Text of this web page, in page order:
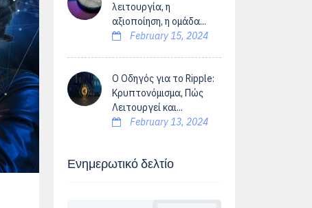
λειτουργία, η
αξιοποίηση, η ομάδα...
February 15, 2024
Ο Οδηγός για το Ripple:
Κρυπτονόμισμα, Πώς
Λειτουργεί και...
February 13, 2024
Ενημερωτικό δελτίο